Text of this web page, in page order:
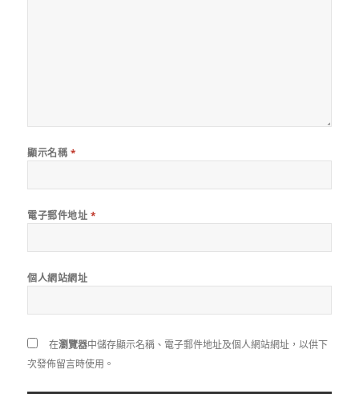
顯示名稱 *
電子郵件地址 *
個人網站網址
在瀏覽器中儲存顯示名稱、電子郵件地址及個人網站網址，以供下
次發佈留言時使用。